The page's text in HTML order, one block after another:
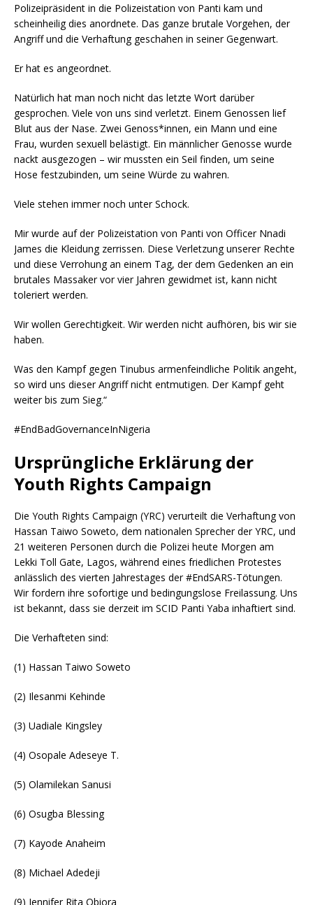
Polizeipräsident in die Polizeistation von Panti kam und
scheinheilig dies anordnete. Das ganze brutale Vorgehen, der
Angriff und die Verhaftung geschahen in seiner Gegenwart.
Er hat es angeordnet.
Natürlich hat man noch nicht das letzte Wort darüber
gesprochen. Viele von uns sind verletzt. Einem Genossen lief
Blut aus der Nase. Zwei Genoss*innen, ein Mann und eine
Frau, wurden sexuell belästigt. Ein männlicher Genosse wurde
nackt ausgezogen – wir mussten ein Seil finden, um seine
Hose festzubinden, um seine Würde zu wahren.
Viele stehen immer noch unter Schock.
Mir wurde auf der Polizeistation von Panti von Officer Nnadi
James die Kleidung zerrissen. Diese Verletzung unserer Rechte
und diese Verrohung an einem Tag, der dem Gedenken an ein
brutales Massaker vor vier Jahren gewidmet ist, kann nicht
toleriert werden.
Wir wollen Gerechtigkeit. Wir werden nicht aufhören, bis wir sie
haben.
Was den Kampf gegen Tinubus armenfeindliche Politik angeht,
so wird uns dieser Angriff nicht entmutigen. Der Kampf geht
weiter bis zum Sieg.“
#EndBadGovernanceInNigeria
Ursprüngliche Erklärung der
Youth Rights Campaign
Die Youth Rights Campaign (YRC) verurteilt die Verhaftung von
Hassan Taiwo Soweto, dem nationalen Sprecher der YRC, und
21 weiteren Personen durch die Polizei heute Morgen am
Lekki Toll Gate, Lagos, während eines friedlichen Protestes
anlässlich des vierten Jahrestages der #EndSARS-Tötungen.
Wir fordern ihre sofortige und bedingungslose Freilassung. Uns
ist bekannt, dass sie derzeit im SCID Panti Yaba inhaftiert sind.
Die Verhafteten sind:
(1) Hassan Taiwo Soweto
(2) Ilesanmi Kehinde
(3) Uadiale Kingsley
(4) Osopale Adeseye T.
(5) Olamilekan Sanusi
(6) Osugba Blessing
(7) Kayode Anaheim
(8) Michael Adedeji
(9) Jennifer Rita Obiora